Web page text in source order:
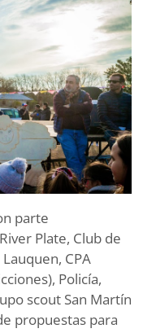
parte
Plate, Club de
CPA
Policía,
scout San Martín
propuestas para